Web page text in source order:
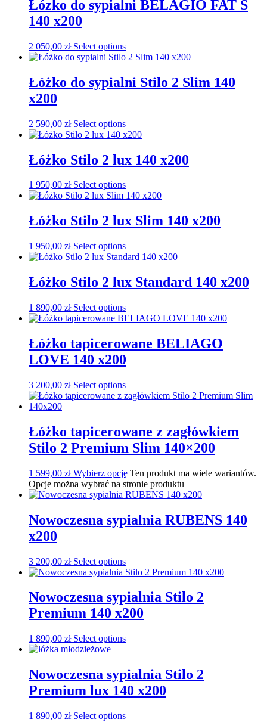
Łózko do sypialni BELAGIO FAT S
140 x200
2 050,00 zł Select options
Łóżko do sypialni Stilo 2 Slim 140
x200
2 590,00 zł Select options
Łóżko Stilo 2 lux 140 x200
1 950,00 zł Select options
Łóżko Stilo 2 lux Slim 140 x200
1 950,00 zł Select options
Łóżko Stilo 2 lux Standard 140 x200
1 890,00 zł Select options
Łóżko tapicerowane BELIAGO
LOVE 140 x200
3 200,00 zł Select options
Łóżko tapicerowane z zagłówkiem
Stilo 2 Premium Slim 140×200
1 599,00 zł Wybierz opcję Ten produkt ma wiele wariantów.
Opcje można wybrać na stronie produktu
Nowoczesna sypialnia RUBENS 140
x200
3 200,00 zł Select options
Nowoczesna sypialnia Stilo 2
Premium 140 x200
1 890,00 zł Select options
Nowoczesna sypialnia Stilo 2
Premium lux 140 x200
1 890,00 zł Select options